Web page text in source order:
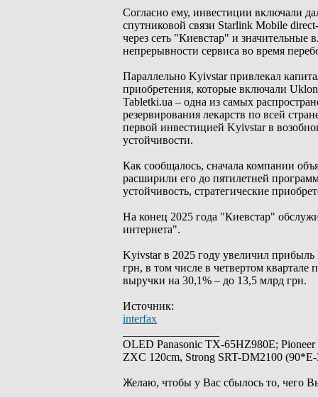
Согласно ему, инвестиции включали
спутниковой связи Starlink Mobile
через сеть "Киевстар" и значительные
непрерывности сервиса во время
Параллельно Kyivstar привлекал
приобретения, которые включали
Tabletki.ua – одна из самых
резервирования лекарств по всей
первой инвестицией Kyivstar в
устойчивости.
Как сообщалось, сначала компании
расширили его до пятилетней
устойчивость, стратегические
На конец 2025 года "Киевстар"
интернета".
Kyivstar в 2025 году увеличил
грн, в том числе в четвертом
выручки на 30,1% – до 13,5 млрд грн.
Источник:
interfax
OLED Panasonic TX-65HZ980E;
ZXC 120cm, Strong SRT-DM2100
Желаю, чтобы у Вас сбылось то, чего